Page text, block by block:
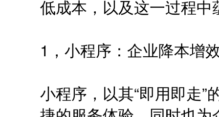
低成本，以及这一过程
1，小程序：企业降本增
小程序，以其“即用即走